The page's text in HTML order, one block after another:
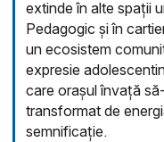
extinde în alte spații
Pedagogic și în
un ecosistem
expresie
care orașul învață
transformat de
semnificație.